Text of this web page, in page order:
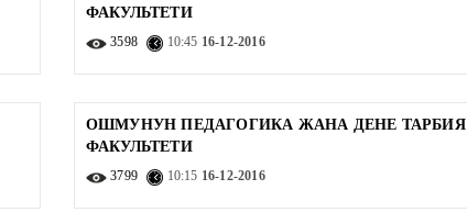
ФАКУЛЬТЕТИ
3598 10:45 16-12-2016
ОШМУНУН ПЕДАГОГИКА ЖАНА ДЕНЕ ТАРБИЯ
ФАКУЛЬТЕТИ
3799 10:15 16-12-2016